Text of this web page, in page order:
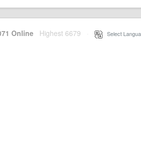
Online Highest 6679 Select